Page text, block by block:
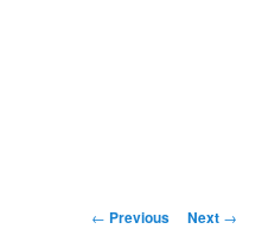
Post navigation
← Previous Next →